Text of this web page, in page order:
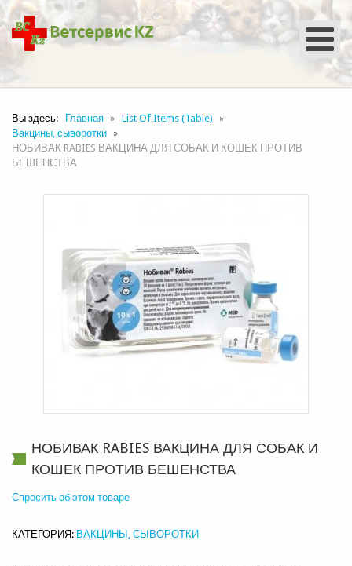
Вы здесь: Главная
List Of Items (Table)
Вакцины, сыворотки
НОБИВАК RABIES ВАКЦИНА ДЛЯ СОБАК И КОШЕК ПРОТИВ
БЕШЕНСТВА
НОБИВАК RABIES ВАКЦИНА ДЛЯ СОБАК И
КОШЕК ПРОТИВ БЕШЕНСТВА
Спросить об этом товаре
КАТЕГОРИЯ: ВАКЦИНЫ, СЫВОРОТКИ